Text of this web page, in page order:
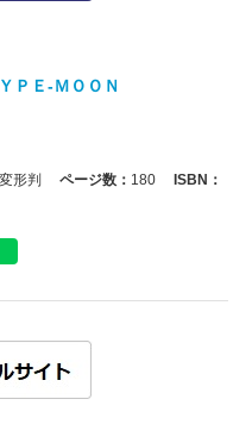
ＰＥ‐ＭＯＯＮ
形判 ページ数： 180
ISBN：